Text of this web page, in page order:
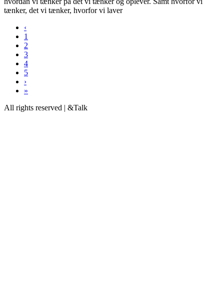
tænker, det vi tænker, hvorfor vi laver
‹
1
2
3
4
5
›
»
All rights reserved | &Talk